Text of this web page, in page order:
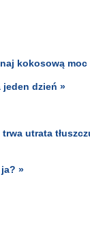
kokosową moc
jeden dzień »
utrata
»